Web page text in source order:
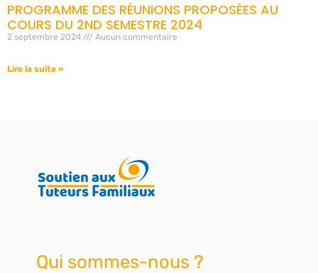
PROGRAMME DES RÉUNIONS PROPOSÉES AU
COURS DU 2ND SEMESTRE 2024
2 septembre 2024 Aucun commentaire
Lire la suite »
Qui sommes-nous ?